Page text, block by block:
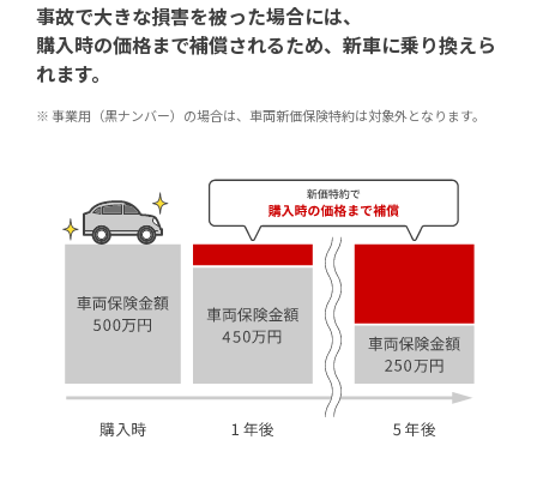
事故で大きな損害を被った場合には、
購入時の価格まで補償されるため、新車に乗り換えら
れます。
※ 事業用（黒ナンバー）の場合は、車両新価保険特約は対象外となります。